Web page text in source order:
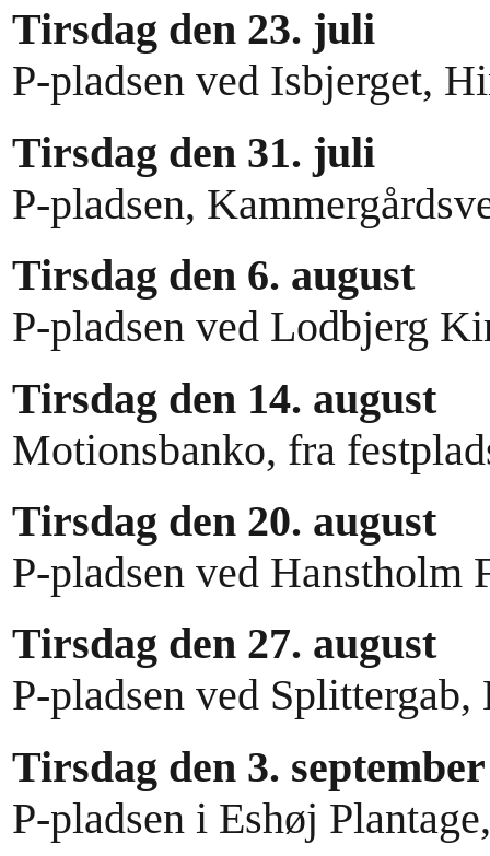
Tirsdag den 23. juli
P-pladsen ved Isbjerget,
Tirsdag den 31. juli
P-pladsen,
Tirsdag den 6. august
P-pladsen ved Lodbjerg
Tirsdag den 14. august
Motionsbanko, fra
Tirsdag den 20. august
P-pladsen ved Hanstholm
Tirsdag den 27. august
P-pladsen ved
Tirsdag den 3. september
P-pladsen i Eshøj